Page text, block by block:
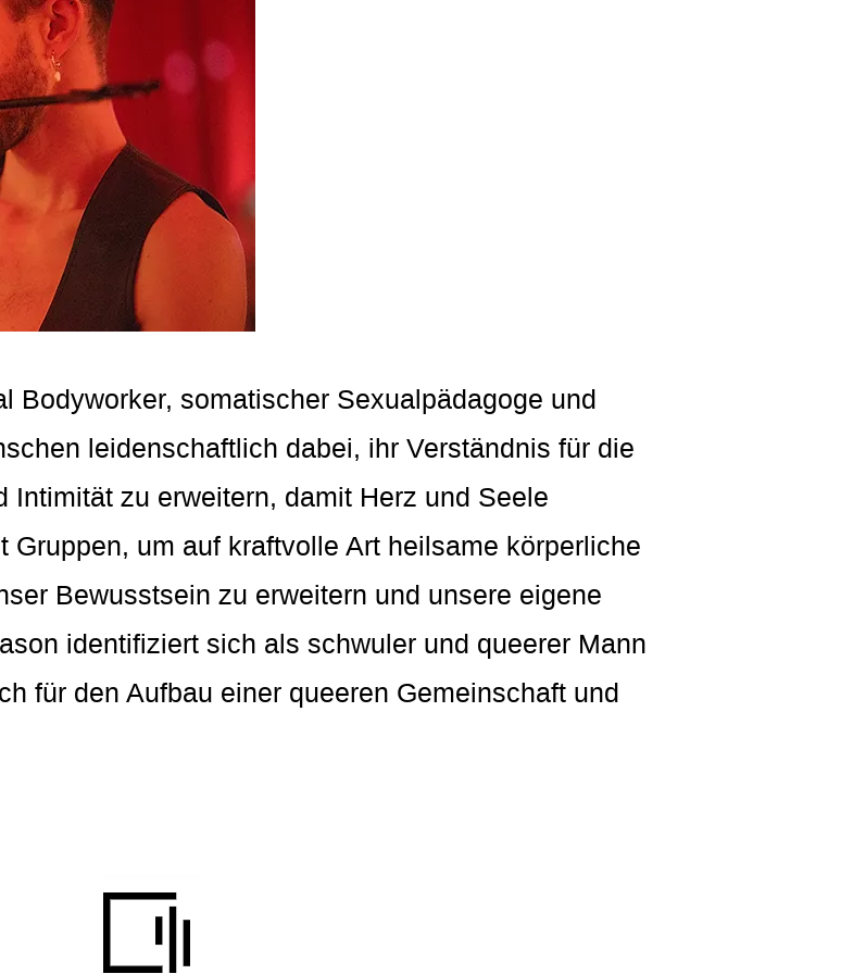
Bodyworker, somatischer Sexualpädagoge und
leidenschaftlich dabei, ihr Verständnis für die
Intimität zu erweitern, damit Herz und Seele
Gruppen, um auf kraftvolle Art heilsame körperliche
Bewusstsein zu erweitern und unsere eigene
identifiziert sich als schwuler und queerer Mann
für den Aufbau einer queeren Gemeinschaft und